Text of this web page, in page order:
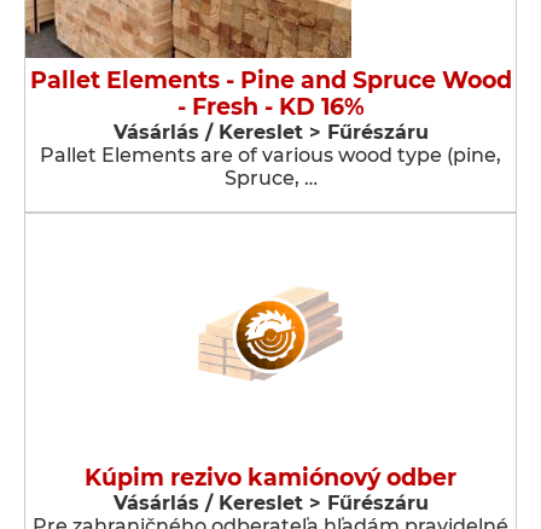
Pallet Elements - Pine and Spruce Wood
- Fresh - KD 16%
Vásárlás / Kereslet > Fűrészáru
Pallet Elements are of various wood type (pine,
Spruce, …
Kúpim rezivo kamiónový odber
Vásárlás / Kereslet > Fűrészáru